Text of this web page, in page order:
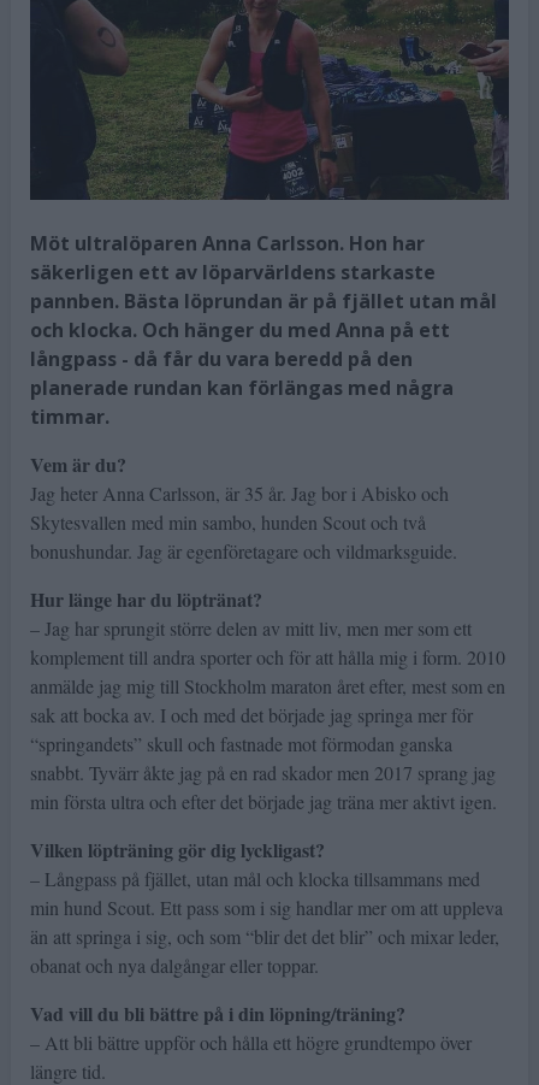
Möt ultralöparen Anna Carlsson. Hon har
säkerligen ett av löparvärldens starkaste
pannben. Bästa löprundan är på fjället utan mål
och klocka. Och hänger du med Anna på ett
långpass - då får du vara beredd på den
planerade rundan kan förlängas med några
timmar.
Vem är du?
Jag heter Anna Carlsson, är 35 år. Jag bor i Abisko och
Skytesvallen med min sambo, hunden Scout och två
bonushundar. Jag är egenföretagare och vildmarksguide.
Hur länge har du löptränat?
– Jag har sprungit större delen av mitt liv, men mer som ett
komplement till andra sporter och för att hålla mig i form. 2010
anmälde jag mig till Stockholm maraton året efter, mest som en
sak att bocka av. I och med det började jag springa mer för
“springandets” skull och fastnade mot förmodan ganska
snabbt. Tyvärr åkte jag på en rad skador men 2017 sprang jag
min första ultra och efter det började jag träna mer aktivt igen.
Vilken löpträning gör dig lyckligast?
– Långpass på fjället, utan mål och klocka tillsammans med
min hund Scout. Ett pass som i sig handlar mer om att uppleva
än att springa i sig, och som “blir det det blir” och mixar leder,
obanat och nya dalgångar eller toppar.
Vad vill du bli bättre på i din löpning/träning?
­– Att bli bättre uppför och hålla ett högre grundtempo över
längre tid.